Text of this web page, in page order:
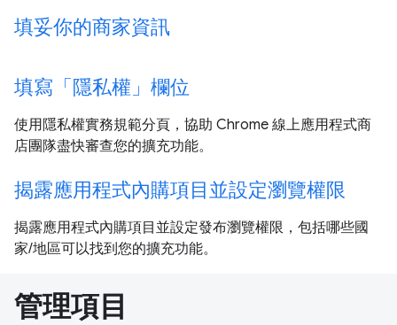
填妥你的商家資訊
填寫「隱私權」欄位
使用隱私權實務規範分頁，協助 Chrome 線上應用程式商
店團隊盡快審查您的擴充功能。
揭露應用程式內購項目並設定瀏覽權限
揭露應用程式內購項目並設定發布瀏覽權限，包括哪些國
家/地區可以找到您的擴充功能。
管理項目